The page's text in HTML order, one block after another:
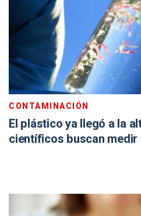
CONTAMINACIÓN
El plástico ya llegó a la
científicos buscan